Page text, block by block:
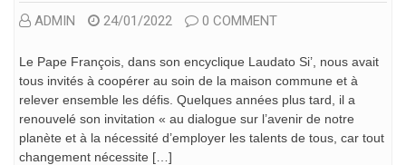
ADMIN 24/01/2022 0 COMMENT
Le Pape François, dans son encyclique Laudato Si’, nous avait
tous invités à coopérer au soin de la maison commune et à
relever ensemble les défis. Quelques années plus tard, il a
renouvelé son invitation « au dialogue sur l’avenir de notre
planète et à la nécessité d’employer les talents de tous, car tout
changement nécessite […]